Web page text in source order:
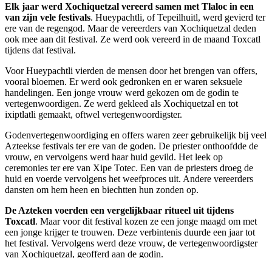
Elk jaar werd Xochiquetzal vereerd samen met Tlaloc in een
van zijn vele festivals. Hueypachtli, of Tepeilhuitl, werd gevierd ter
ere van de regengod. Maar de vereerders van Xochiquetzal deden
ook mee aan dit festival. Ze werd ook vereerd in de maand Toxcatl
tijdens dat festival.
Voor Hueypachtli vierden de mensen door het brengen van offers,
vooral bloemen. Er werd ook gedronken en er waren seksuele
handelingen. Een jonge vrouw werd gekozen om de godin te
vertegenwoordigen. Ze werd gekleed als Xochiquetzal en tot
ixiptlatli gemaakt, oftwel vertegenwoordigster.
Godenvertegenwoordiging en offers waren zeer gebruikelijk bij veel
Azteekse festivals ter ere van de goden. De priester onthoofdde de
vrouw, en vervolgens werd haar huid gevild. Het leek op
ceremonies ter ere van Xipe Totec. Een van de priesters droeg de
huid en voerde vervolgens het weefproces uit. Andere vereerders
dansten om hem heen en biechtten hun zonden op.
De Azteken voerden een vergelijkbaar ritueel uit tijdens
Toxcatl. Maar voor dit festival kozen ze een jonge maagd om met
een jonge krijger te trouwen. Deze verbintenis duurde een jaar tot
het festival. Vervolgens werd deze vrouw, de vertegenwoordigster
van Xochiquetzal, geofferd aan de godin.